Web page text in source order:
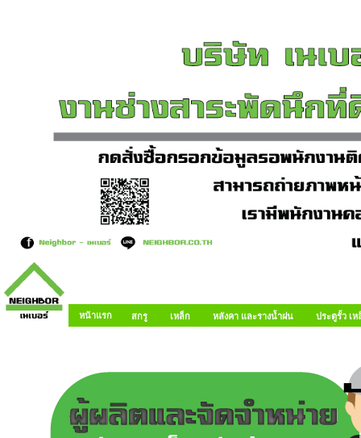
หน้าแรก สกรู เหล็ก หลังคา และรางน้ำฝน ประตูรั้ว เ